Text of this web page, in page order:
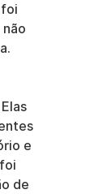
e
de